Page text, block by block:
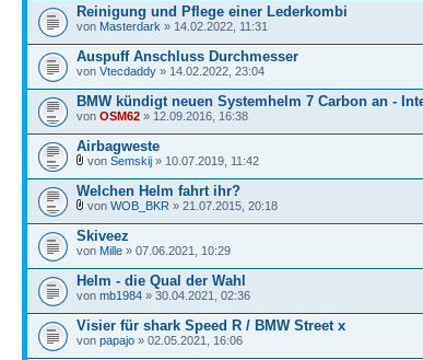
Reinigung und Pflege einer Lederkombi
von Masterdark » 14.02.2022, 11:31
Auspuff Anschluss Durchmesser
von Vtecdaddy » 14.02.2022, 23:04
BMW kündigt neuen Systemhelm 7 Carbon an -
von OSM62 » 12.09.2016, 16:38
Airbagweste
von Semskij » 10.07.2019, 11:42
Welchen Helm fahrt ihr?
von WOB_BKR » 21.07.2015, 20:18
Skiveez
von Mille » 07.06.2021, 10:29
Helm - die Qual der Wahl
von mb1984 » 30.04.2021, 02:36
Visier für shark Speed R / BMW Street x
von papajo » 02.05.2021, 16:06